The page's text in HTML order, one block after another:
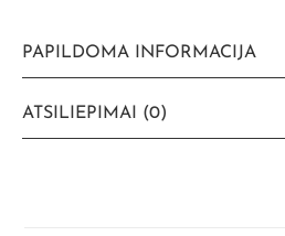
PAPILDOMA INFORMACIJA
ATSILIEPIMAI (0)